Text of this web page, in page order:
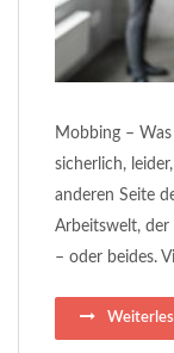
Mobbing –
sicherlich,
anderen Seite
Arbeitswelt,
– oder beides.